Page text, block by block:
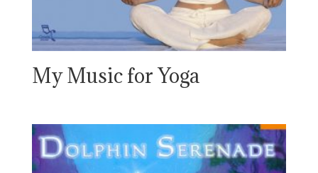
My Music for Yoga